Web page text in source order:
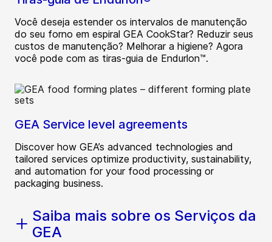
Você deseja estender os intervalos de manutenção
do seu forno em espiral GEA CookStar? Reduzir seus
custos de manutenção? Melhorar a higiene? Agora
você pode com as tiras-guia de Endurlon™.
GEA Service level agreements
Discover how GEA’s advanced technologies and
tailored services optimize productivity, sustainability,
and automation for your food processing or
packaging business.
Saiba mais sobre os Serviços da
GEA